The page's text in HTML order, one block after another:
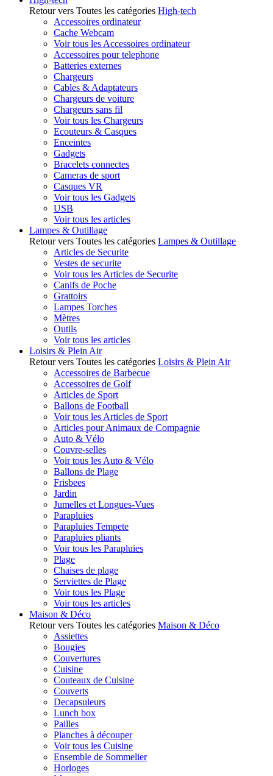
Retour vers Toutes les catégories High-tech
Accessoires ordinateur
Cache Webcam
Voir tous les Accessoires ordinateur
Accessoires pour telephone
Batteries externes
Chargeurs
Cables & Adaptateurs
Chargeurs de voiture
Chargeurs sans fil
Voir tous les Chargeurs
Ecouteurs & Casques
Enceintes
Gadgets
Bracelets connectes
Cameras de sport
Casques VR
Voir tous les Gadgets
USB
Voir tous les articles
Lampes & Outillage
Retour vers Toutes les catégories Lampes & Outillage
Articles de Securite
Vestes de securite
Voir tous les Articles de Securite
Canifs de Poche
Grattoirs
Lampes Torches
Mètres
Outils
Voir tous les articles
Loisirs & Plein Air
Retour vers Toutes les catégories Loisirs & Plein Air
Accessoires de Barbecue
Accessoires de Golf
Articles de Sport
Ballons de Football
Voir tous les Articles de Sport
Articles pour Animaux de Compagnie
Auto & Vélo
Couvre-selles
Voir tous les Auto & Vélo
Ballons de Plage
Frisbees
Jardin
Jumelles et Longues-Vues
Parapluies
Parapluies Tempete
Parapluies pliants
Voir tous les Parapluies
Plage
Chaises de plage
Serviettes de Plage
Voir tous les Plage
Voir tous les articles
Maison & Déco
Retour vers Toutes les catégories Maison & Déco
Assiettes
Bougies
Couvertures
Cuisine
Couteaux de Cuisine
Couverts
Decapsuleurs
Lunch box
Pailles
Planches à découper
Voir tous les Cuisine
Ensemble de Sommelier
Horloges